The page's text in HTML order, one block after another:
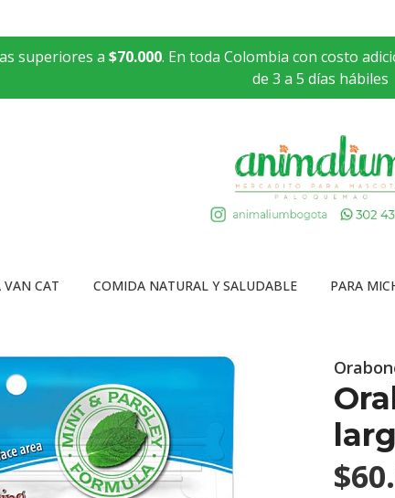
superiores a $70.000. En toda Colombia con costo
de 3 a 5 días hábiles
VAN CAT COMIDA NATURAL Y SALUDABLE PARA